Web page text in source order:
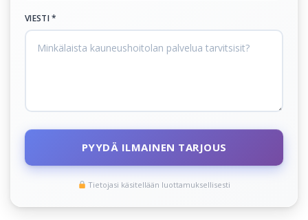
VIESTI *
PYYDÄ ILMAINEN TARJOUS
Tietojasi käsitellään luottamuksellisesti